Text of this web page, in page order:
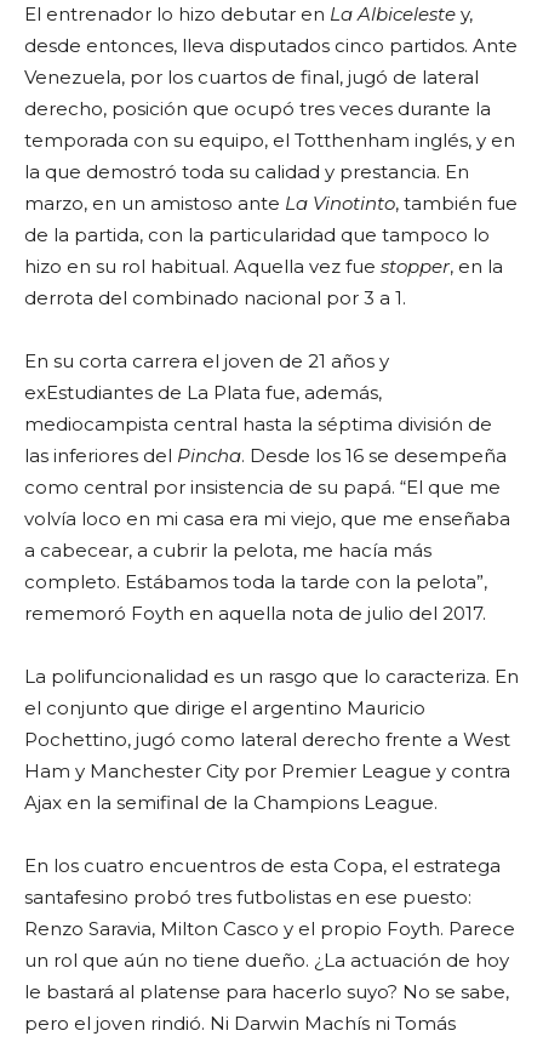
El entrenador lo hizo debutar en La Albiceleste y,
desde entonces, lleva disputados cinco partidos. Ante
Venezuela, por los cuartos de final, jugó de lateral
derecho, posición que ocupó tres veces durante la
temporada con su equipo, el Totthenham inglés, y en
la que demostró toda su calidad y prestancia. En
marzo, en un amistoso ante La Vinotinto, también fue
de la partida, con la particularidad que tampoco lo
hizo en su rol habitual. Aquella vez fue stopper, en la
derrota del combinado nacional por 3 a 1.
En su corta carrera el joven de 21 años y
exEstudiantes de La Plata fue, además,
mediocampista central hasta la séptima división de
las inferiores del Pincha. Desde los 16 se desempeña
como central por insistencia de su papá. “El que me
volvía loco en mi casa era mi viejo, que me enseñaba
a cabecear, a cubrir la pelota, me hacía más
completo. Estábamos toda la tarde con la pelota”,
rememoró Foyth en aquella nota de julio del 2017.
La polifuncionalidad es un rasgo que lo caracteriza. En
el conjunto que dirige el argentino Mauricio
Pochettino, jugó como lateral derecho frente a West
Ham y Manchester City por Premier League y contra
Ajax en la semifinal de la Champions League.
En los cuatro encuentros de esta Copa, el estratega
santafesino probó tres futbolistas en ese puesto:
Renzo Saravia, Milton Casco y el propio Foyth. Parece
un rol que aún no tiene dueño. ¿La actuación de hoy
le bastará al platense para hacerlo suyo? No se sabe,
pero el joven rindió. Ni Darwin Machís ni Tomás